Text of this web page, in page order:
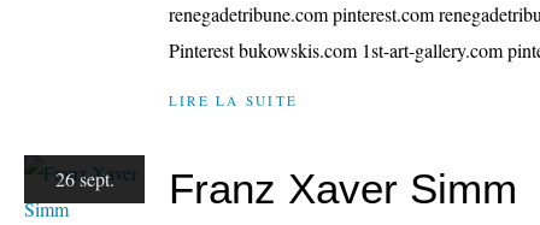
renegadetribune.com pinterest.com
Pinterest bukowskis.com 1st-art-gallery.com
LIRE LA SUITE
26 sept. Franz Xaver Simm